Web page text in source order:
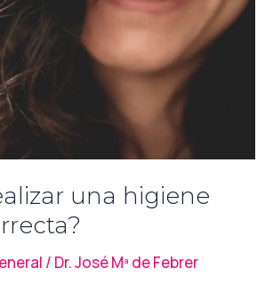
una higiene
/ Dr. José Mª de Febrer